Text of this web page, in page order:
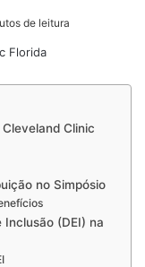
de leitura
Clinic
no Simpósio
Inclusão (DEI) na